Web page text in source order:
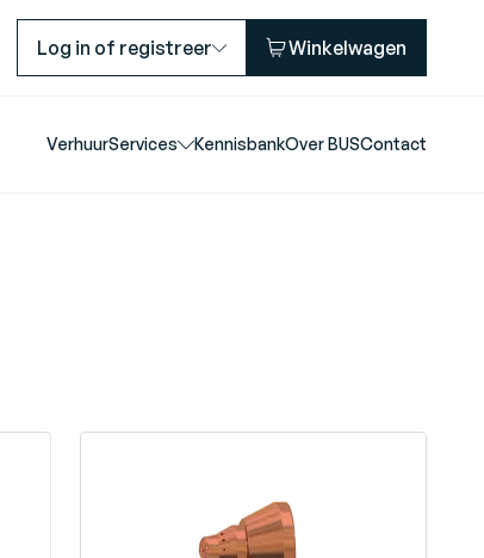
Log in of registreer Winkelwagen
VerhuurServices KennisbankOver BUSContact